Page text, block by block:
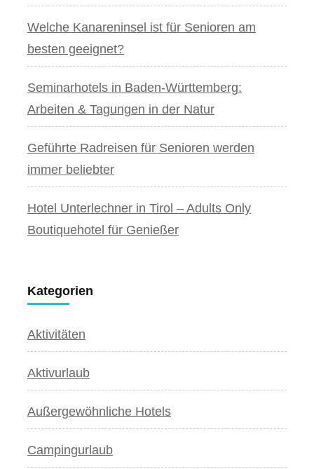
Welche Kanareninsel ist für Senioren am
besten geeignet?
Seminarhotels in Baden-Württemberg:
Arbeiten & Tagungen in der Natur
Geführte Radreisen für Senioren werden
immer beliebter
Hotel Unterlechner in Tirol – Adults Only
Boutiquehotel für Genießer
Kategorien
Aktivitäten
Aktivurlaub
Außergewöhnliche Hotels
Campingurlaub